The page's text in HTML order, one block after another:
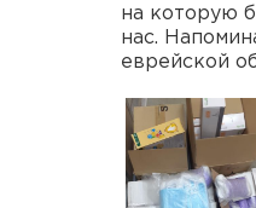
на которую
нас.
еврейской